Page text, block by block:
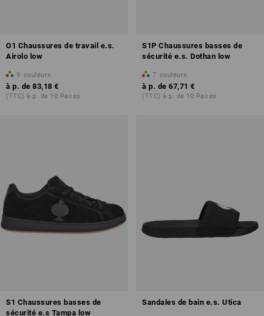
O1 Chaussures de travail e.s.
Airolo low
9 couleurs
à p. de 83,18 €
(TTC) à p. de 10 Paires
S1P Chaussures basses de
sécurité e.s. Dothan low
7 couleurs
à p. de 67,71 €
(TTC) à p. de 10 Paires
S1 Chaussures basses de
sécurité e.s Tampa low
Sandales de bain e.s. Utica